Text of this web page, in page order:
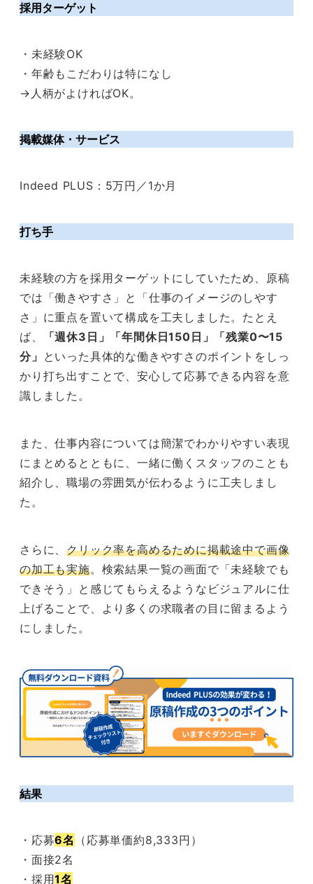
採用ターゲット
・未経験OK
・年齢もこだわりは特になし
→人柄がよければOK。
掲載媒体・サービス
Indeed PLUS：5万円／1か月
打ち手
未経験の方を採用ターゲットにしていたため、原稿
では「働きやすさ」と「仕事のイメージのしやす
さ」に重点を置いて構成を工夫しました。たとえ
ば、
「週休3日」「年間休日150日」「残業0〜15
分」 といった具体的な働きやすさのポイントをしっ
かり打ち出すことで、安心して応募できる内容を意
識しました。
また、仕事内容については簡潔でわかりやすい表現
にまとめるとともに、一緒に働くスタッフのことも
紹介し、職場の雰囲気が伝わるように工夫しまし
た。
さらに、クリック率を高めるために掲載途中で画像
の加工も実施。検索結果一覧の画面で「未経験でも
できそう」と感じてもらえるようなビジュアルに仕
上げることで、より多くの求職者の目に留まるよう
にしました。
結果
・応募6名
（応募単価約8,333円）
・面接2名
・採用1名